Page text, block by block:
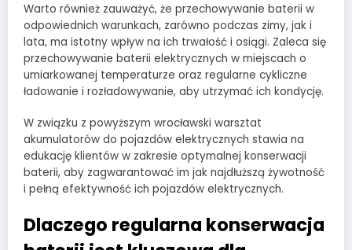
Warto również zauważyć, że przechowywanie baterii w
odpowiednich warunkach, zarówno podczas zimy, jak i
lata, ma istotny wpływ na ich trwałość i osiągi. Zaleca się
przechowywanie baterii elektrycznych w miejscach o
umiarkowanej temperaturze oraz regularne cykliczne
ładowanie i rozładowywanie, aby utrzymać ich kondycję.
W związku z powyższym wrocławski warsztat
akumulatorów do pojazdów elektrycznych stawia na
edukację klientów w zakresie optymalnej konserwacji
baterii, aby zagwarantować im jak najdłuższą żywotność
i pełną efektywność ich pojazdów elektrycznych.
Dlaczego regularna konserwacja